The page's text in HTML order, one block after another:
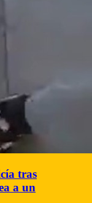
tras
a un